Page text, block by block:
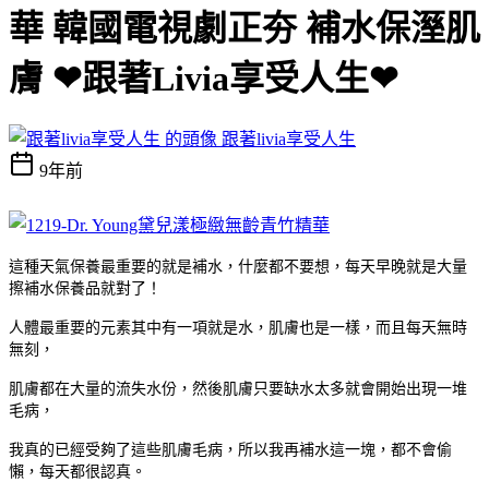
華 韓國電視劇正夯 補水保溼肌
膚 ❤跟著Livia享受人生❤
跟著livia享受人生
9年前
這種天氣保養最重要的就是補水，什麼都不要想，每天早晚就是大量
擦補水保養品就對了！
人體最重要的元素其中有一項就是水，肌膚也是一樣，而且每天無時
無刻，
肌膚都在大量的流失水份，然後肌膚只要缺水太多就會開始出現一堆
毛病，
我真的已經受夠了這些肌膚毛病，所以我再補水這一塊，都不會偷
懶，每天都很認真。